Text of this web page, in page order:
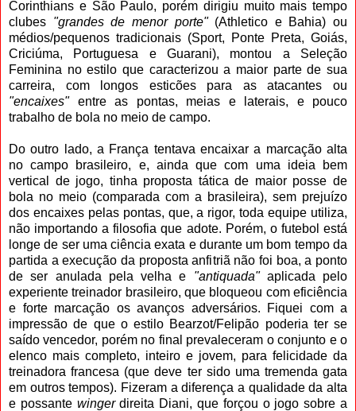
Corinthians e São Paulo, porém dirigiu muito mais tempo
clubes "grandes de menor porte"(Athletico e Bahia) ou
médios/pequenos tradicionais (Sport, Ponte Preta, Goiás,
Criciúma, Portuguesa e Guarani), montou a Seleção
Feminina no estilo que caracterizou a maior parte de sua
carreira, com longos esticões para as atacantes ou
"encaixes"entre as pontas, meias e laterais, e pouco
trabalho de bola no meio de campo.
Do outro lado, a França tentava encaixar a marcação alta
no campo brasileiro, e, ainda que com uma ideia bem
vertical de jogo, tinha proposta tática de maior posse de
bola no meio (comparada com a brasileira), sem prejuízo
dos encaixes pelas pontas, que, a rigor, toda equipe utiliza,
não importando a filosofia que adote. Porém, o futebol está
longe de ser uma ciência exata e durante um bom tempo da
partida a execução da proposta anfitriã não foi boa, a ponto
de ser anulada pela velha e "antiquada"aplicada pelo
experiente treinador brasileiro, que bloqueou com eficiência
e forte marcação os avanços adversários. Fiquei com a
impressão de que o estilo Bearzot/Felipão poderia ter se
saído vencedor, porém no final prevaleceram o conjunto e o
elenco mais completo, inteiro e jovem, para felicidade da
treinadora francesa (que deve ter sido uma tremenda gata
em outros tempos). Fizeram a diferença a qualidade da alta
e possante wingerdireita Diani, que forçou o jogo sobre a